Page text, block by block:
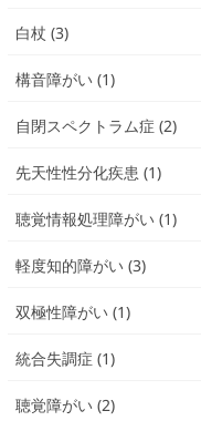
白杖 (3)
構音障がい (1)
自閉スペクトラム症 (2)
先天性性分化疾患 (1)
聴覚情報処理障がい (1)
軽度知的障がい (3)
双極性障がい (1)
統合失調症 (1)
聴覚障がい (2)